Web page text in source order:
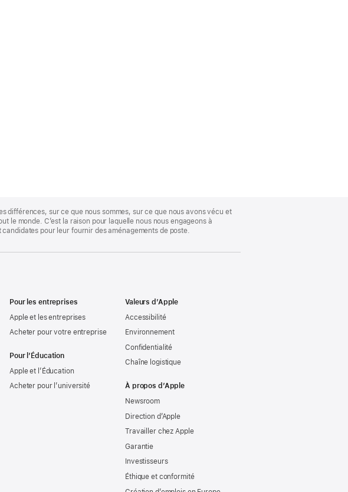
différences, sur ce que nous sommes, sur ce que nous avons vécu et
le monde. C’est la raison pour laquelle nous nous engageons à
pour leur fournir des aménagements de poste.
Pour les entreprises
Apple et les entreprises
Acheter pour votre entreprise
Pour l’Éducation
Apple et l’Éducation
Acheter pour l’université
Valeurs d’Apple
Accessibilité
Environnement
Confidentialité
Chaîne logistique
À propos d’Apple
Newsroom
Direction d’Apple
Travailler chez Apple
Garantie
Investisseurs
Éthique et conformité